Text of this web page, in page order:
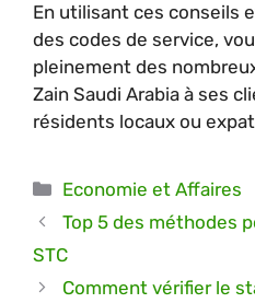
En utilisant ces conseils
des codes de service,
pleinement des
Zain Saudi Arabia à ses
résidents locaux ou
Catégories
Economie et Affaires
Top 5 des méthodes
STC
Comment vérifier le